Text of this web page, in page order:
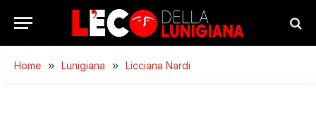
Home » Lunigiana » Licciana Nardi